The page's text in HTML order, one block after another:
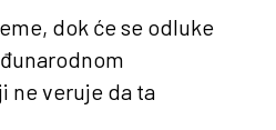
dok će se odluke
ne veruje da ta